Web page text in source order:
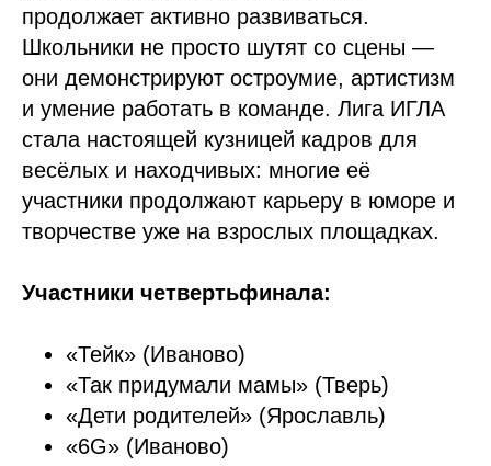
продолжает активно развиваться.
Школьники не просто шутят со сцены —
они демонстрируют остроумие, артистизм
и умение работать в команде. Лига ИГЛА
стала настоящей кузницей кадров для
весёлых и находчивых: многие её
участники продолжают карьеру в юморе и
творчестве уже на взрослых площадках.
Участники четвертьфинала:
«Тейк» (Иваново)
«Так придумали мамы» (Тверь)
«Дети родителей» (Ярославль)
«6G» (Иваново)